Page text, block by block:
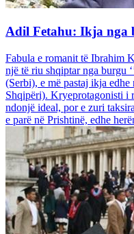
Adil Fetahu: Ikja nga
Fabula e romanit të Ibrahim
një të riu shqiptar nga burgu
(Serbi), e më pastaj ikja
Shqipëri). Kryeprotagonisti i
ndonjë ideal, por e zuri
e parë në Prishtinë, edhe